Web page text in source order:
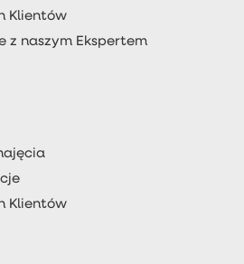
Klientów
z naszym Ekspertem
Klientów